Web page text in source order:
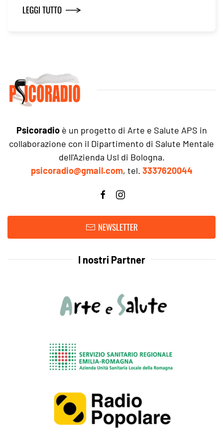
LEGGI TUTTO
Psicoradioè un progetto di Arte e Salute APS in
collaborazione con il Dipartimento di Salute Mentale
dell'Azienda Usl di Bologna.
psicoradio@gmail.com, tel. 3337620044
NEWSLETTER
I nostri Partner